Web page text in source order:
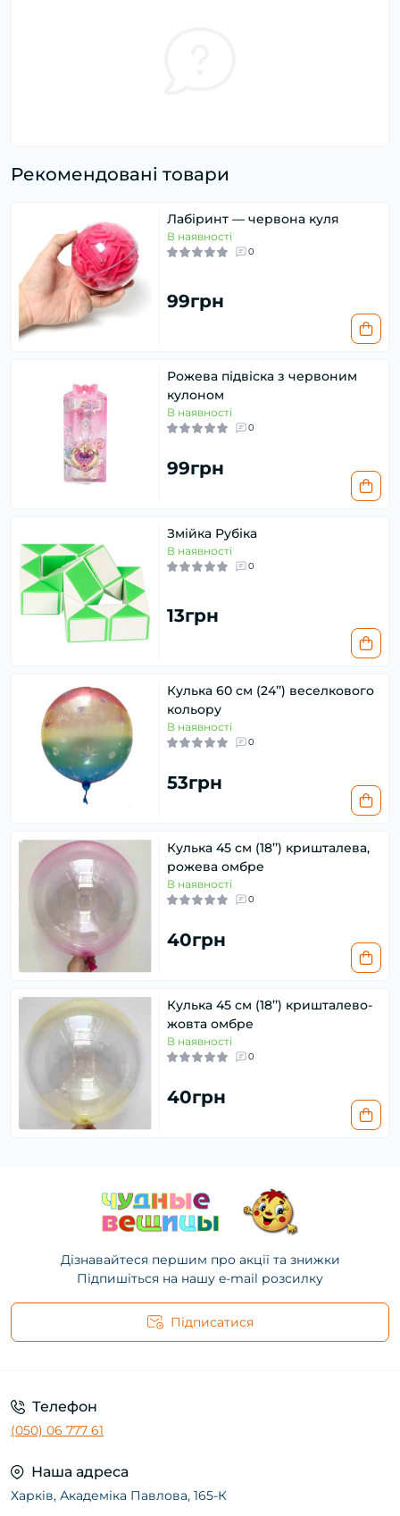
Рекомендовані товари
Лабіринт — червона куля
В наявності
0
99грн
Рожева підвіска з червоним
кулоном
В наявності
0
99грн
Змійка Рубіка
В наявності
0
13грн
Кулька 60 см (24’’) веселкового
кольору
В наявності
0
53грн
Кулька 45 см (18’’) кришталева,
рожева омбре
В наявності
0
40грн
Кулька 45 см (18’’) кришталево-
жовта омбре
В наявності
0
40грн
Дізнавайтеся першим про акції та знижки
Підпишіться на нашу e-mail розсилку
Підписатися
Телефон
(050) 06 777 61
Наша адреса
Харків, Академіка Павлова, 165-К